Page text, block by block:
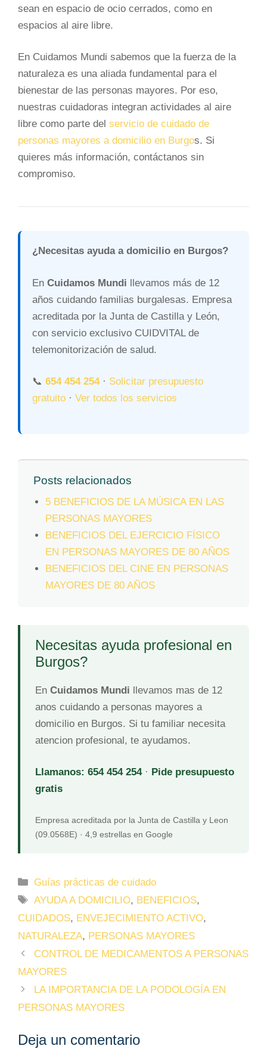
sean en espacio de ocio cerrados, como en
espacios al aire libre.
En Cuidamos Mundi sabemos que la fuerza de la
naturaleza es una aliada fundamental para el
bienestar de las personas mayores. Por eso,
nuestras cuidadoras integran actividades al aire
libre como parte del servicio de cuidado de
personas mayores a domicilio en Burgos. Si
quieres más información, contáctanos sin
compromiso.
¿Necesitas ayuda a domicilio en Burgos?
En Cuidamos Mundi llevamos más de 12
años cuidando familias burgalesas. Empresa
acreditada por la Junta de Castilla y León,
con servicio exclusivo CUIDVITAL de
telemonitorización de salud.
📞 654 454 254· Solicitar presupuesto
gratuito · Ver todos los servicios
Posts relacionados
5 BENEFICIOS DE LA MÚSICA EN LAS
PERSONAS MAYORES
BENEFICIOS DEL EJERCICIO FÍSICO
EN PERSONAS MAYORES DE 80 AÑOS
BENEFICIOS DEL CINE EN PERSONAS
MAYORES DE 80 AÑOS
Necesitas ayuda profesional en
Burgos?
En Cuidamos Mundi llevamos mas de 12
anos cuidando a personas mayores a
domicilio en Burgos. Si tu familiar necesita
atencion profesional, te ayudamos.
Llamanos: 654 454 254· Pide presupuesto
gratis
Empresa acreditada por la Junta de Castilla y Leon
(09.0568E) · 4,9 estrellas en Google
Categorías
Guías prácticas de cuidado
Etiquetas
AYUDA A DOMICILIO, BENEFICIOS,
CUIDADOS, ENVEJECIMIENTO ACTIVO,
NATURALEZA, PERSONAS MAYORES
CONTROL DE MEDICAMENTOS A PERSONAS
MAYORES
LA IMPORTANCIA DE LA PODOLOGÍA EN
PERSONAS MAYORES
Deja un comentario